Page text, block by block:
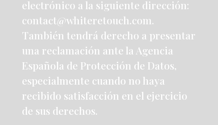
electrónico a la siguiente dirección:
contact@whiteretouch.com.
También tendrá derecho a presentar
una reclamación ante la Agencia
Española de Protección de Datos,
especialmente cuando no haya
recibido satisfacción en el ejercicio
de sus derechos.